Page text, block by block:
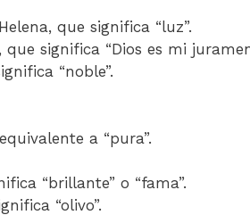
que significa “luz”.
significa “Dios es mi
“noble”.
a “pura”.
“brillante” o “fama”.
“olivo”.